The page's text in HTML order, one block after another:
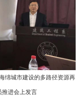
绵城市建设的多路径资源再
推进会上发言